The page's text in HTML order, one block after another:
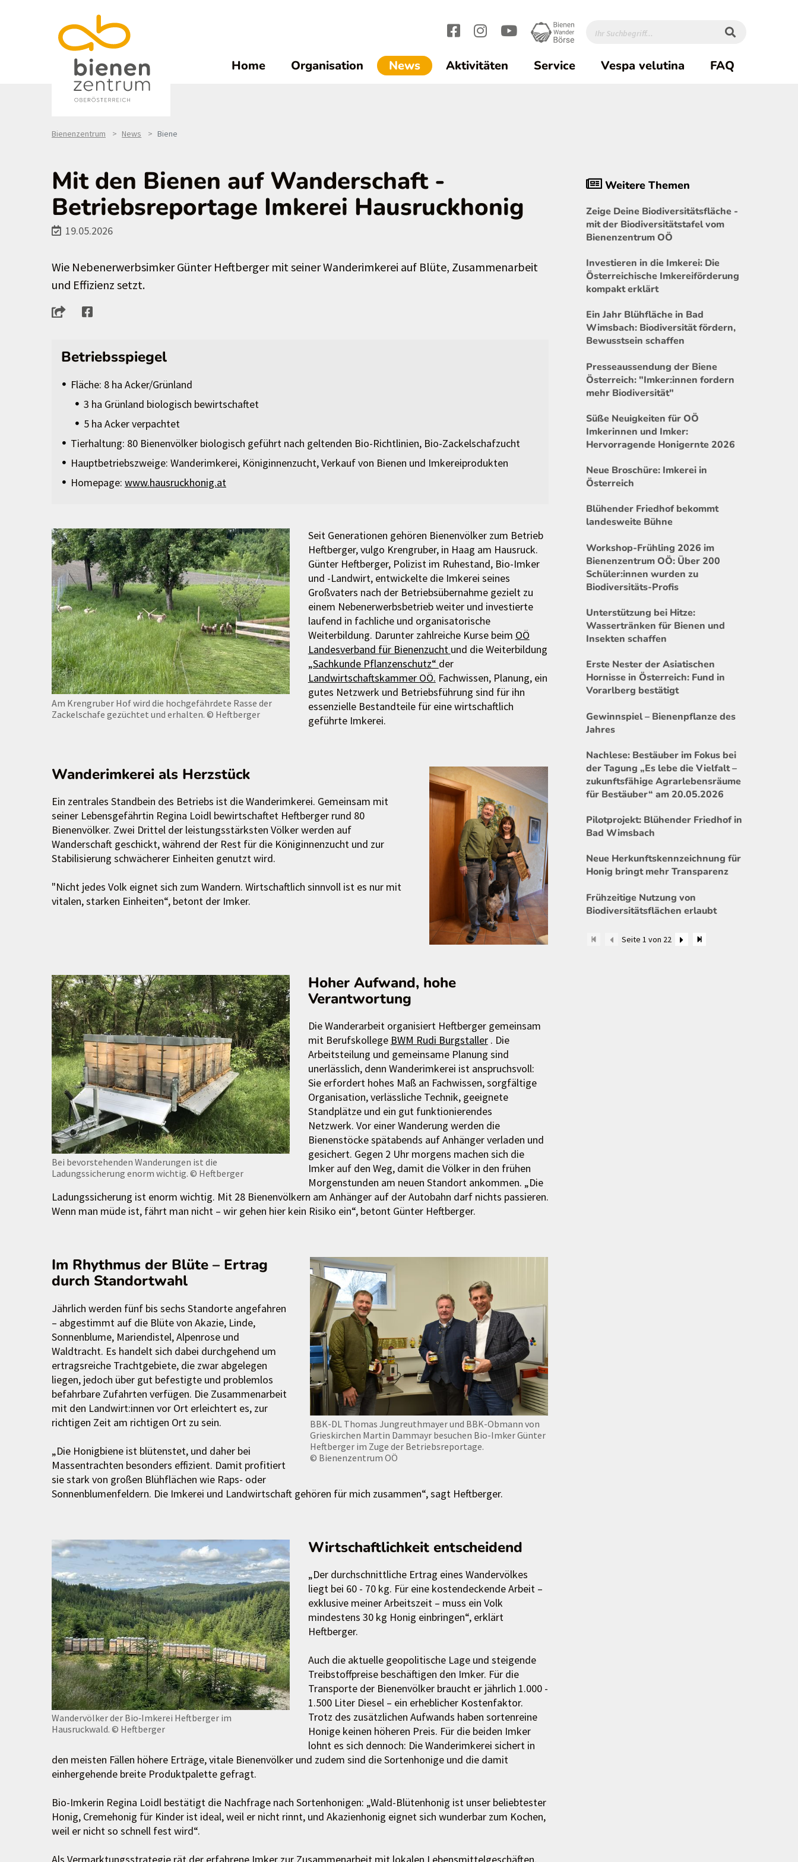
Home Organisation News(current)1
Aktivitäten Service Vespa velutina FAQ
Bienenzentrum News Biene
Mit den Bienen auf Wanderschaft -
Betriebsreportage Imkerei Hausruckhonig
19.05.2026
Wie Nebenerwerbsimker Günter Heftberger mit seiner Wanderimkerei auf Blüte, Zusammenarbeit
und Effizienz setzt.
Betriebsspiegel
Fläche: 8 ha Acker/Grünland
3 ha Grünland biologisch bewirtschaftet
5 ha Acker verpachtet
Tierhaltung: 80 Bienenvölker biologisch geführt nach geltenden Bio-Richtlinien, Bio-Zackelschafzucht
Hauptbetriebszweige: Wanderimkerei, Königinnenzucht, Verkauf von Bienen und Imkereiprodukten
Homepage: www.hausruckhonig.at
Am Krengruber Hof wird die hochgefährdete Rasse der
Zackelschafe gezüchtet und erhalten. © Heftberger
Seit Generationen gehören Bienenvölker zum Betrieb
Heftberger, vulgo Krengruber, in Haag am Hausruck.
Günter Heftberger, Polizist im Ruhestand, Bio-Imker
und -Landwirt, entwickelte die Imkerei seines
Großvaters nach der Betriebsübernahme gezielt zu
einem Nebenerwerbsbetrieb weiter und investierte
laufend in fachliche und organisatorische
Weiterbildung. Darunter zahlreiche Kurse beim OÖ
Landesverband für Bienenzucht und die Weiterbildung
„Sachkunde Pflanzenschutz“ der
Landwirtschaftskammer OÖ. Fachwissen, Planung, ein
gutes Netzwerk und Betriebsführung sind für ihn
essenzielle Bestandteile für eine wirtschaftlich
geführte Imkerei.
Wanderimkerei als Herzstück
Ein zentrales Standbein des Betriebs ist die Wanderimkerei. Gemeinsam mit
seiner Lebensgefährtin Regina Loidl bewirtschaftet Heftberger rund 80
Bienenvölker. Zwei Drittel der leistungsstärksten Völker werden auf
Wanderschaft geschickt, während der Rest für die Königinnenzucht und zur
Stabilisierung schwächerer Einheiten genutzt wird.
"Nicht jedes Volk eignet sich zum Wandern. Wirtschaftlich sinnvoll ist es nur mit
vitalen, starken Einheiten“, betont der Imker.
Bei bevorstehenden Wanderungen ist die
Ladungssicherung enorm wichtig. © Heftberger
Hoher Aufwand, hohe
Verantwortung
Die Wanderarbeit organisiert Heftberger gemeinsam
mit Berufskollege BWM Rudi Burgstaller. Die
Arbeitsteilung und gemeinsame Planung sind
unerlässlich, denn Wanderimkerei ist anspruchsvoll:
Sie erfordert hohes Maß an Fachwissen, sorgfältige
Organisation, verlässliche Technik, geeignete
Standplätze und ein gut funktionierendes
Netzwerk. Vor einer Wanderung werden die
Bienenstöcke spätabends auf Anhänger verladen und
gesichert. Gegen 2 Uhr morgens machen sich die
Imker auf den Weg, damit die Völker in den frühen
Morgenstunden am neuen Standort ankommen. „Die
Ladungssicherung ist enorm wichtig. Mit 28 Bienenvölkern am Anhänger auf der Autobahn darf nichts passieren.
Wenn man müde ist, fährt man nicht – wir gehen hier kein Risiko ein“, betont Günter Heftberger.
BBK-DL Thomas Jungreuthmayer und BBK-Obmann von
Grieskirchen Martin Dammayr besuchen Bio-Imker Günter
Heftberger im Zuge der Betriebsreportage.
© Bienenzentrum OÖ
Im Rhythmus der Blüte – Ertrag
durch Standortwahl
Jährlich werden fünf bis sechs Standorte angefahren
– abgestimmt auf die Blüte von Akazie, Linde,
Sonnenblume, Mariendistel, Alpenrose und
Waldtracht. Es handelt sich dabei durchgehend um
ertragsreiche Trachtgebiete, die zwar abgelegen
liegen, jedoch über gut befestigte und problemlos
befahrbare Zufahrten verfügen. Die Zusammenarbeit
mit den Landwirt:innen vor Ort erleichtert es, zur
richtigen Zeit am richtigen Ort zu sein.
„Die Honigbiene ist blütenstet, und daher bei
Massentrachten besonders effizient. Damit profitiert
sie stark von großen Blühflächen wie Raps- oder
Sonnenblumenfeldern. Die Imkerei und Landwirtschaft gehören für mich zusammen“, sagt Heftberger.
Wandervölker der Bio‑Imkerei Heftberger im
Hausruckwald. © Heftberger
Wirtschaftlichkeit entscheidend
„Der durchschnittliche Ertrag eines Wandervölkes
liegt bei 60 - 70 kg. Für eine kostendeckende Arbeit –
exklusive meiner Arbeitszeit – muss ein Volk
mindestens 30 kg Honig einbringen“, erklärt
Heftberger.
Auch die aktuelle geopolitische Lage und steigende
Treibstoffpreise beschäftigen den Imker. Für die
Transporte der Bienenvölker braucht er jährlich 1.000 -
1.500 Liter Diesel – ein erheblicher Kostenfaktor.
Trotz des zusätzlichen Aufwands haben sortenreine
Honige keinen höheren Preis. Für die beiden Imker
lohnt es sich dennoch: Die Wanderimkerei sichert in
den meisten Fällen höhere Erträge, vitale Bienenvölker und zudem sind die Sortenhonige und die damit
einhergehende breite Produktpalette gefragt.
Bio-Imkerin Regina Loidl bestätigt die Nachfrage nach Sortenhonigen: „Wald-Blütenhonig ist unser beliebtester
Honig, Cremehonig für Kinder ist ideal, weil er nicht rinnt, und Akazienhonig eignet sich wunderbar zum Kochen,
weil er nicht so schnell fest wird“.
Als Vermarktungsstrategie rät der erfahrene Imker zur Zusammenarbeit mit lokalen Lebensmittelgeschäften,
Weitere Themen
Zeige Deine Biodiversitätsfläche -
mit der Biodiversitätstafel vom
Bienenzentrum OÖ
Investieren in die Imkerei: Die
Österreichische Imkereiförderung
kompakt erklärt
Ein Jahr Blühfläche in Bad
Wimsbach: Biodiversität fördern,
Bewusstsein schaffen
Presseaussendung der Biene
Österreich: "Imker:innen fordern
mehr Biodiversität"
Süße Neuigkeiten für OÖ
Imkerinnen und Imker:
Hervorragende Honigernte 2026
Neue Broschüre: Imkerei in
Österreich
Blühender Friedhof bekommt
landesweite Bühne
Workshop-Frühling 2026 im
Bienenzentrum OÖ: Über 200
Schüler:innen wurden zu
Biodiversitäts-Profis
Unterstützung bei Hitze:
Wassertränken für Bienen und
Insekten schaffen
Erste Nester der Asiatischen
Hornisse in Österreich: Fund in
Vorarlberg bestätigt
Gewinnspiel – Bienenpflanze des
Jahres
Nachlese: Bestäuber im Fokus bei
der Tagung „Es lebe die Vielfalt –
zukunftsfähige Agrarlebensräume
für Bestäuber“ am 20.05.2026
Pilotprojekt: Blühender Friedhof in
Bad Wimsbach
Neue Herkunftskennzeichnung für
Honig bringt mehr Transparenz
Frühzeitige Nutzung von
Biodiversitätsflächen erlaubt
Seite 1 von 22